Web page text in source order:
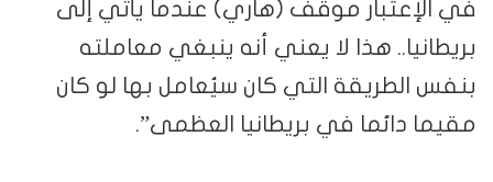
في الإعتبار موقف (هاري) عندما يأتي إلى
بريطانيا.. هذا لا يعني أنه ينبغي معاملته
بنفس الطريقة التي كان سيُعامل بها لو كان
مقيما دائما في بريطانيا العظمى”.